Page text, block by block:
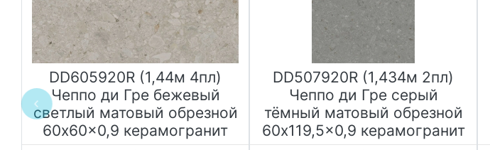
DD605920R (1,44м 4пл)
Чеппо ди Гре бежевый
светлый матовый обрезной
60x60x0,9 керамогранит
DD507920R (1,434м 2пл)
Чеппо ди Гре серый
тёмный матовый обрезной
60x119,5x0,9 керамогранит